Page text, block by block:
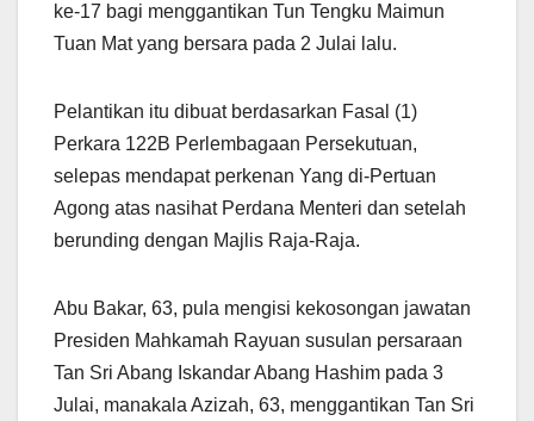
ke-17 bagi menggantikan Tun Tengku Maimun
Tuan Mat yang bersara pada 2 Julai lalu.
Pelantikan itu dibuat berdasarkan Fasal (1)
Perkara 122B Perlembagaan Persekutuan,
selepas mendapat perkenan Yang di-Pertuan
Agong atas nasihat Perdana Menteri dan setelah
berunding dengan Majlis Raja-Raja.
Abu Bakar, 63, pula mengisi kekosongan jawatan
Presiden Mahkamah Rayuan susulan persaraan
Tan Sri Abang Iskandar Abang Hashim pada 3
Julai, manakala Azizah, 63, menggantikan Tan Sri